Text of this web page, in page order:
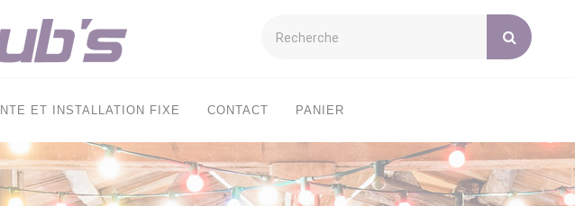
ET INSTALLATION FIXE CONTACT PANIER